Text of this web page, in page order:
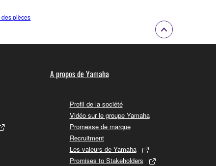
pièces
A propos de Yamaha
Profil de la société
Vidéo sur le groupe Yamaha
Promesse de marque
Recruitment
Les valeurs de Yamaha
Promises to Stakeholders